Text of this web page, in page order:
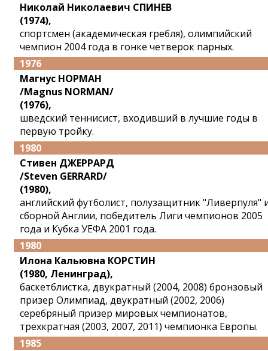
Николай Николаевич СПИНЕВ
(1974),
спортсмен (академическая гребля), олимпийский
чемпион 2004 года в гонке четверок парных.
1976
Магнус НОРМАН
/Magnus NORMAN/
(1976),
шведский теннисист, входивший в лучшие годы в
первую тройку.
1980
Стивен ДЖЕРРАРД
/Steven GERRARD/
(1980),
английский футболист, полузащитник "Ливерпуля"
сборной Англии, победитель Лиги чемпионов 2005
года и Кубка УЕФА 2001 года.
1980
Илона Кальювна КОРСТИН
(1980, Ленинград),
баскетблистка, двукратный (2004, 2008) бронзовый
призер Олимпиад, двукратный (2002, 2006)
серебряный призер мировых чемпионатов,
трехкратная (2003, 2007, 2011) чемпионка Европы.
1985